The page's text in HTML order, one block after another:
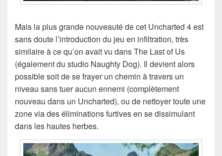
Mais la plus grande nouveauté de cet Uncharted 4 est
sans doute l’introduction du jeu en infiltration, très
similaire à ce qu’on avait vu dans The Last of Us
(également du studio Naughty Dog). Il devient alors
possible soit de se frayer un chemin à travers un
niveau sans tuer aucun ennemi (complètement
nouveau dans un Uncharted), ou de nettoyer toute une
zone via des éliminations furtives en se dissimulant
dans les hautes herbes.